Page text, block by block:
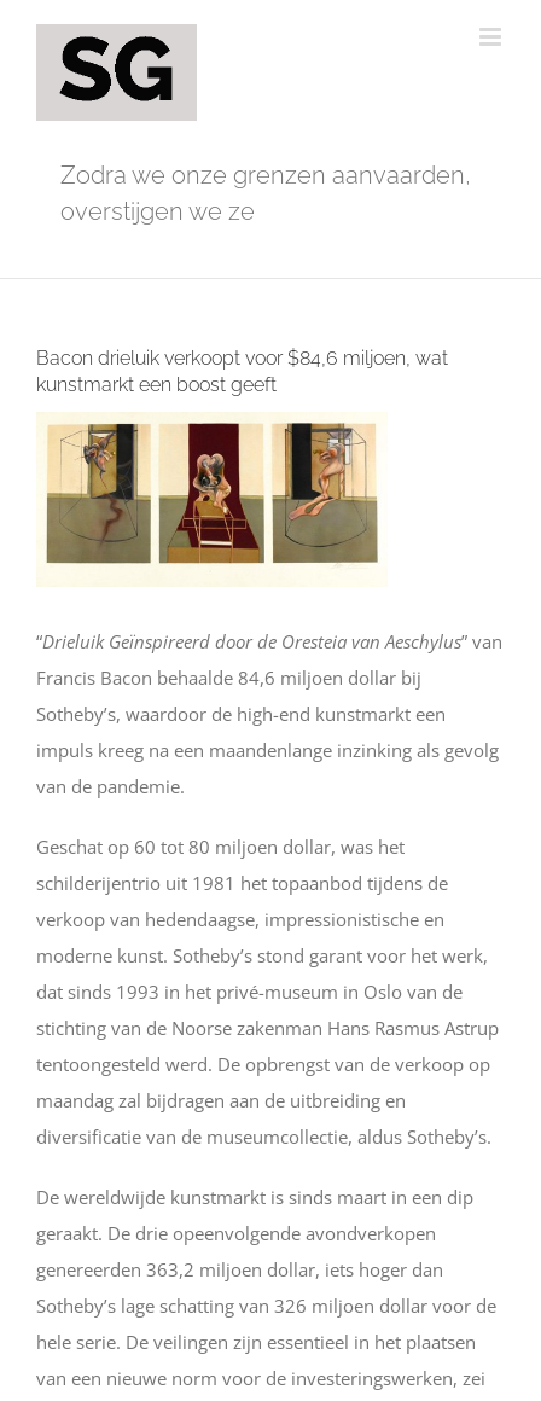
Zodra we onze grenzen aanvaarden,
overstijgen we ze
Bacon drieluik verkoopt voor $84,6 miljoen, wat
kunstmarkt een boost geeft
Bekijk
grotere
afbeelding
“Drieluik Geïnspireerd door de Oresteia van Aeschylus” van
Francis Bacon behaalde 84,6 miljoen dollar bij
Sotheby’s, waardoor de high-end kunstmarkt een
impuls kreeg na een maandenlange inzinking als gevolg
van de pandemie.
Geschat op 60 tot 80 miljoen dollar, was het
schilderijentrio uit 1981 het topaanbod tijdens de
verkoop van hedendaagse, impressionistische en
moderne kunst. Sotheby’s stond garant voor het werk,
dat sinds 1993 in het privé-museum in Oslo van de
stichting van de Noorse zakenman Hans Rasmus Astrup
tentoongesteld werd. De opbrengst van de verkoop op
maandag zal bijdragen aan de uitbreiding en
diversificatie van de museumcollectie, aldus Sotheby’s.
De wereldwijde kunstmarkt is sinds maart in een dip
geraakt. De drie opeenvolgende avondverkopen
genereerden 363,2 miljoen dollar, iets hoger dan
Sotheby’s lage schatting van 326 miljoen dollar voor de
hele serie. De veilingen zijn essentieel in het plaatsen
van een nieuwe norm voor de investeringswerken, zei